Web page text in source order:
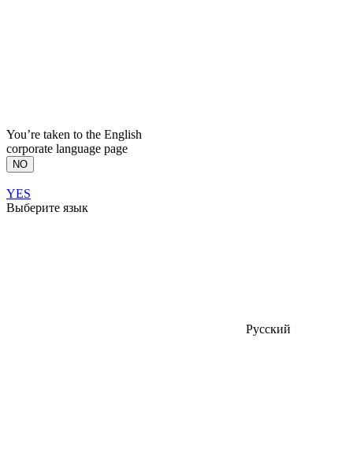
You’re taken to the English
corporate language page
NO
YES
Выберите язык
Русский